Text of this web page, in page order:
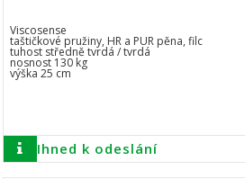
Viscosense
taštičkové pružiny, HR a PUR pěna, filc
tuhost středně tvrdá / tvrdá
nosnost 130 kg
výška 25 cm
Ihned k odeslání